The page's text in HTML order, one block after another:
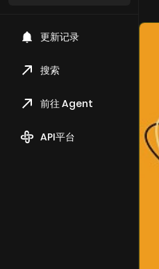
更新记录
搜索
前往 Agent
API平台